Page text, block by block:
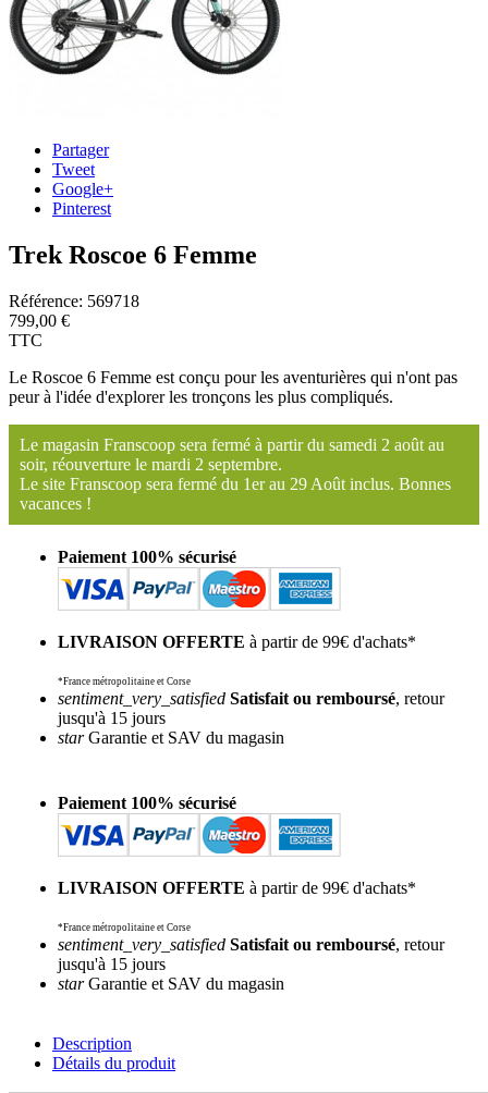
Partager
Tweet
Google+
Pinterest
Trek Roscoe 6 Femme
Référence: 569718
799,00 €
TTC
Le Roscoe 6 Femme est conçu pour les aventurières qui n'ont pas
peur à l'idée d'explorer les tronçons les plus compliqués.
Le magasin Franscoop sera fermé à partir du samedi 2 août au
soir, réouverture le mardi 2 septembre.
Le site Franscoop sera fermé du 1er au 29 Août inclus. Bonnes
vacances !
Paiement 100% sécurisé
LIVRAISON OFFERTE à partir de 99€ d'achats*
*France métropolitaine et Corse
sentiment_very_satisfied Satisfait ou remboursé, retour
jusqu'à 15 jours
starGarantie et SAV du magasin
Paiement 100% sécurisé
LIVRAISON OFFERTE à partir de 99€ d'achats*
*France métropolitaine et Corse
sentiment_very_satisfied Satisfait ou remboursé, retour
jusqu'à 15 jours
starGarantie et SAV du magasin
Description
Détails du produit